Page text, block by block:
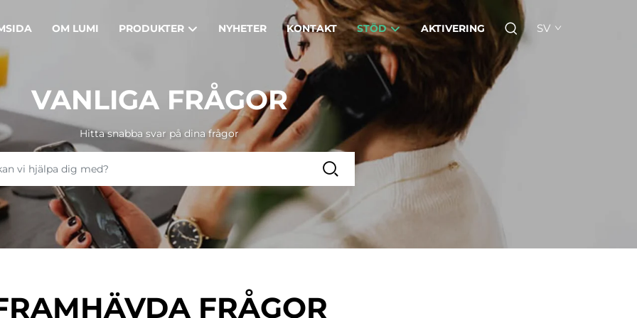
OM LUMI PRODUKTER NYHETER KONTAKT STÖD AKTIVERING SV
VANLIGA FRÅGOR
Hitta snabba svar på dina frågor
FRÅGOR